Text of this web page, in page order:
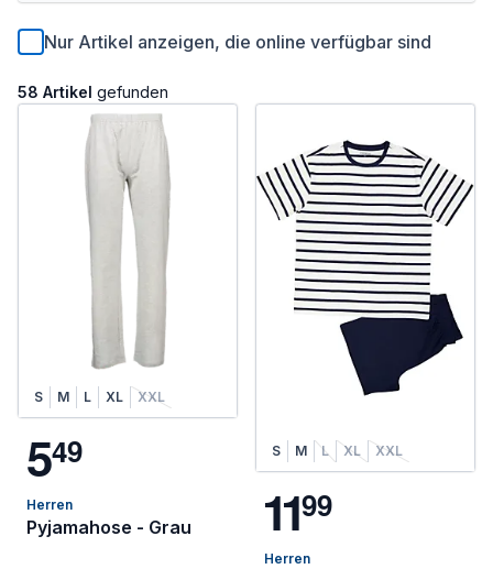
Nur Artikel anzeigen, die online verfügbar sind
58 Artikel gefunden
S M L XL XXL
549
Herren
Pyjamahose - Grau
S M L XL XXL
1199
Herren